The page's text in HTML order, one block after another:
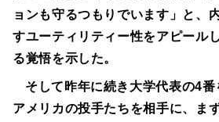
ョンも守るつもりでいます」と、
すユーティリティー性をアピール
る覚悟を示した。
そして昨年に続き大学代表の4
アメリカの投手たちを相手に、ま